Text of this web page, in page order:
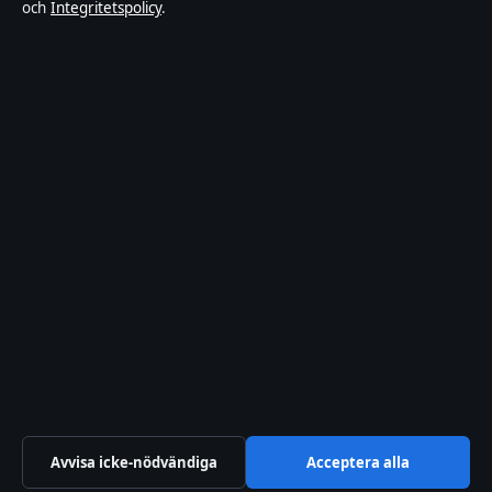
nöjesnyheter. Varje artikel har en namngiven byline,
WorldRSS · Så verifierar vi vår rapportering
och Integritetspolicy.
Avvisa icke-nödvändiga Acceptera alla